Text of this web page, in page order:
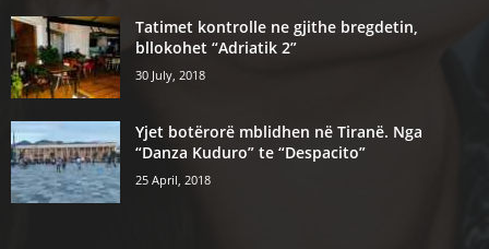
Tatimet kontrolle ne gjithe bregdetin,
bllokohet “Adriatik 2”
30 July, 2018
Yjet botërorë mblidhen në Tiranë. Nga
“Danza Kuduro” te “Despacito”
25 April, 2018